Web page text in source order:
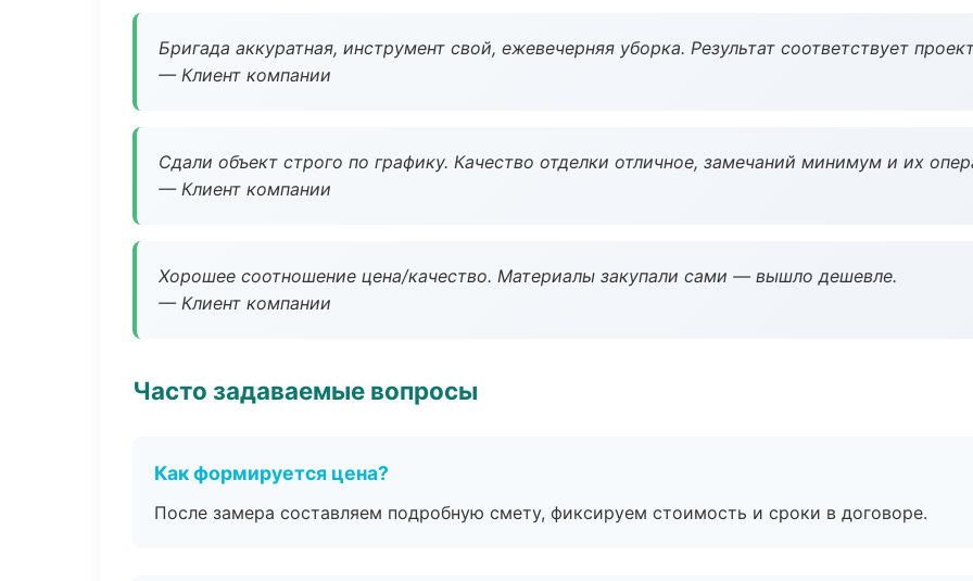
Бригада аккуратная, инструмент свой, ежевечерняя уборка. Результат соответствует
— Клиент компании
Сдали объект строго по графику. Качество отделки отличное, замечаний минимум и их
— Клиент компании
Хорошее соотношение цена/качество. Материалы закупали сами — вышло дешевле.
— Клиент компании
Часто задаваемые вопросы
Как формируется цена?
После замера составляем подробную смету, фиксируем стоимость и сроки в договоре.